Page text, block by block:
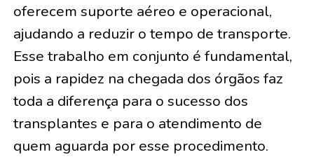
oferecem suporte aéreo e operacional,
ajudando a reduzir o tempo de transporte.
Esse trabalho em conjunto é fundamental,
pois a rapidez na chegada dos órgãos faz
toda a diferença para o sucesso dos
transplantes e para o atendimento de
quem aguarda por esse procedimento.